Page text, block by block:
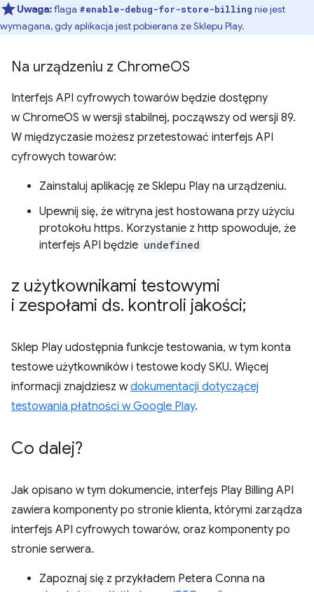
Uwaga:flaga #enable-debug-for-store-billing nie jest
wymagana, gdy aplikacja jest pobierana ze Sklepu Play.
Na urządzeniu z ChromeOS
Interfejs API cyfrowych towarów będzie dostępny
w ChromeOS w wersji stabilnej, począwszy od wersji 89.
W międzyczasie możesz przetestować interfejs API
cyfrowych towarów:
Zainstaluj aplikację ze Sklepu Play na urządzeniu.
Upewnij się, że witryna jest hostowana przy użyciu
protokołu https. Korzystanie z http spowoduje, że
interfejs API będzie undefined
z użytkownikami testowymi
i zespołami ds. kontroli jakości;
Sklep Play udostępnia funkcje testowania, w tym konta
testowe użytkowników i testowe kody SKU. Więcej
informacji znajdziesz wdokumentacji dotyczącej
testowania płatności w Google Play.
Co dalej?
Jak opisano w tym dokumencie, interfejs Play Billing API
zawiera komponenty po stronie klienta, którymi zarządza
interfejs API cyfrowych towarów, oraz komponenty po
stronie serwera.
Zapoznaj się z przykładem Petera Conna na